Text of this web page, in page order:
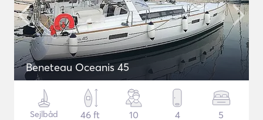
Beneteau Oceanis 45
Sejlbåd
46 ft
10 4 5